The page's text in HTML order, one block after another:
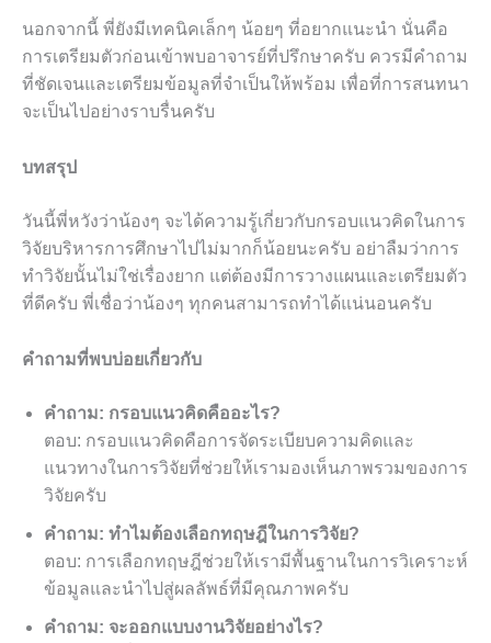
นอกจากนี้ พี่ยังมีเทคนิคเล็กๆ น้อยๆ ที่อยากแนะนำ นั่นคือ
การเตรียมตัวก่อนเข้าพบอาจารย์ที่ปรึกษาครับ ควรมีคำถาม
ที่ชัดเจนและเตรียมข้อมูลที่จำเป็นให้พร้อม เพื่อที่การสนทนา
จะเป็นไปอย่างราบรื่นครับ
บทสรุป
วันนี้พี่หวังว่าน้องๆ จะได้ความรู้เกี่ยวกับกรอบแนวคิดในการ
วิจัยบริหารการศึกษาไปไม่มากก็น้อยนะครับ อย่าลืมว่าการ
ทำวิจัยนั้นไม่ใช่เรื่องยาก แต่ต้องมีการวางแผนและเตรียมตัว
ที่ดีครับ พี่เชื่อว่าน้องๆ ทุกคนสามารถทำได้แน่นอนครับ
คำถามที่พบบ่อยเกี่ยวกับ
คำถาม: กรอบแนวคิดคืออะไร?
ตอบ: กรอบแนวคิดคือการจัดระเบียบความคิดและ
แนวทางในการวิจัยที่ช่วยให้เรามองเห็นภาพรวมของการ
วิจัยครับ
คำถาม: ทำไมต้องเลือกทฤษฎีในการวิจัย?
ตอบ: การเลือกทฤษฎีช่วยให้เรามีพื้นฐานในการวิเคราะห์
ข้อมูลและนำไปสู่ผลลัพธ์ที่มีคุณภาพครับ
คำถาม: จะออกแบบงานวิจัยอย่างไร?